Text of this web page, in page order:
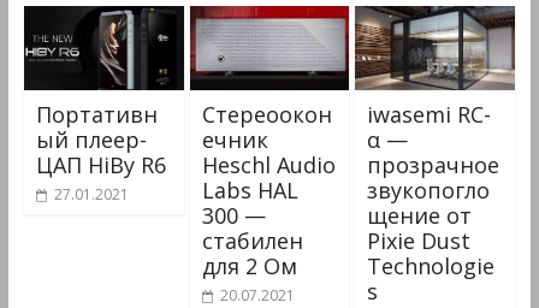
Портативн
ый плеер-
ЦАП HiBy R6
27.01.2021
Стереоокон
ечник
Heschl Audio
Labs HAL
300 —
стабилен
для 2 Ом
20.07.2021
iwasemi RC-
α —
прозрачное
звукопогло
щение от
Pixie Dust
Technologie
s